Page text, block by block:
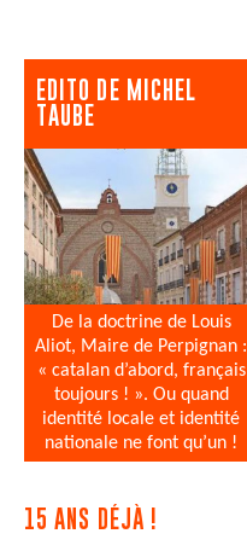
EDITO DE MICHEL
TAUBE
De la doctrine de Louis
Aliot, Maire de Perpignan :
« catalan d’abord, français
toujours ! ». Ou quand
identité locale et identité
nationale ne font qu’un !
15 ANS DÉJÀ !